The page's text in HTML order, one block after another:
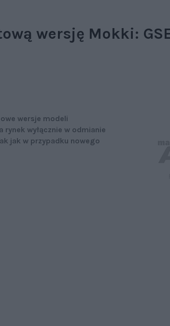
wersję Mokki:
wersje modeli
wyłącznie w odmianie
jak w przypadku nowego